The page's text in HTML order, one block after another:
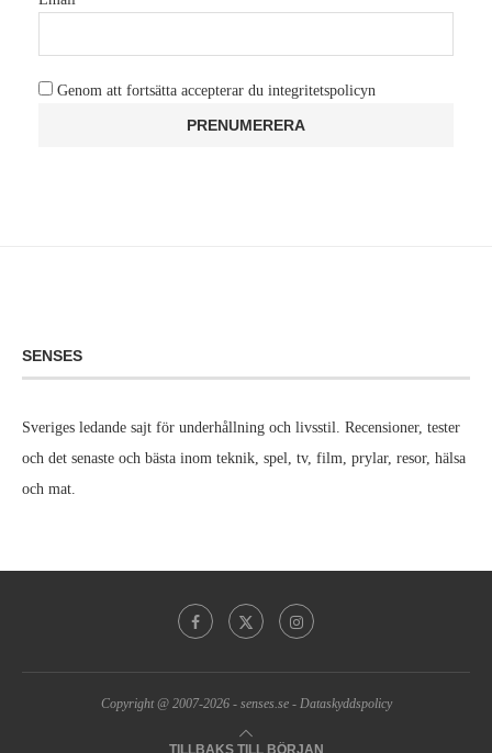
Genom att fortsätta accepterar du integritetspolicyn
SENSES
Sveriges ledande sajt för underhållning och livsstil. Recensioner, tester
och det senaste och bästa inom teknik, spel, tv, film, prylar, resor, hälsa
och mat.
Copyright @ 2007-2026 - senses.se- Dataskyddspolicy